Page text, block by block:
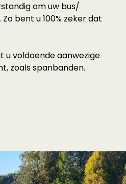
om uw bus/
bent u 100% zeker dat
u voldoende aanwezige
zoals spanbanden.